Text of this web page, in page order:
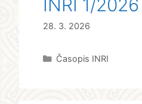
INRI 1/2026
28. 3. 2026
Rubriky
Časopis INRI